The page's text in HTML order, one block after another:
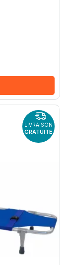
LIVRAISON
GRATUITE